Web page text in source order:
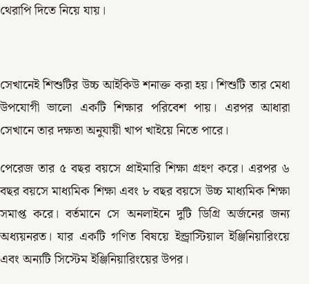
থেরাপি দিতে নিয়ে যায়।
সেখানেই শিশুটির উচ্চ আইকিউ শনাক্ত করা হয়। শিশুটি তার মেধা
উপযোগী ভালো একটি শিক্ষার পরিবেশ পায়। এরপর আধারা
সেখানে তার দক্ষতা অনুযায়ী খাপ খাইয়ে নিতে পারে।
পেরেজ তার ৫ বছর বয়সে প্রাইমারি শিক্ষা গ্রহণ করে। এরপর ৬
বছর বয়সে মাধ্যমিক শিক্ষা এবং ৮ বছর বয়সে উচ্চ মাধ্যমিক শিক্ষা
সমাপ্ত করে। বর্তমানে সে অনলাইনে দুটি ডিগ্রি অর্জনের জন্য
অধ্যয়নরত। যার একটি গণিত বিষয়ে ইন্ড্রাস্টিয়াল ইঞ্জিনিয়ারিংয়ে
এবং অন্যটি সিস্টেম ইঞ্জিনিয়ারিংয়ের উপর।